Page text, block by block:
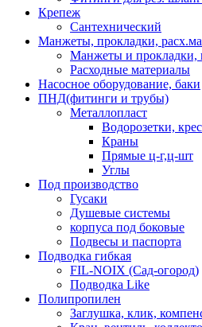
Крепеж
Сантехнический
Манжеты, прокладки,
Манжеты и прокладки,
Расходные материалы
Насосное оборудование, баки
ПНД(фитинги и трубы)
Металлопласт
Водорозетки,
Краны
Прямые ц-г,ц-шт
Углы
Под производство
Гусаки
Душевые системы
корпуса под боковые
Подвесы и паспорта
Подводка гибкая
FIL-NOIX (Сад-огород)
Подводка Like
Полипропилен
Заглушка, клик,